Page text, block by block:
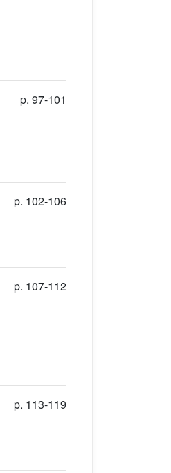
p. 97-101
p. 102-106
p. 107-112
p. 113-119